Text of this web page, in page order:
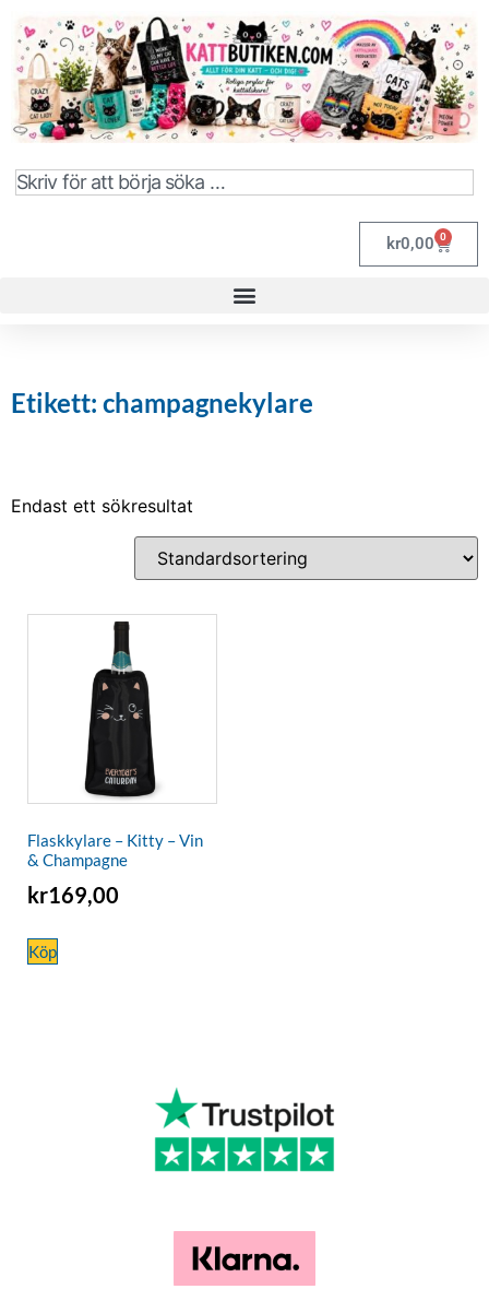
kr0,00 0
Etikett: champagnekylare
Endast ett sökresultat
Flaskkylare – Kitty – Vin
& Champagne
kr169,00
Köp